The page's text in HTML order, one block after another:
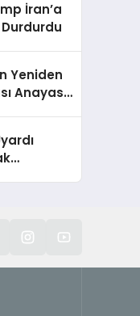
İran’a
Durdurdu
Yeniden
Anayasa